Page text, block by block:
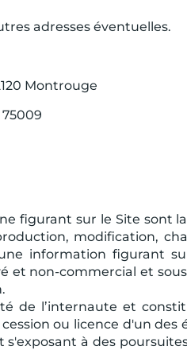
adresses éventuelles.
Montrouge
figurant sur le Site sont
modification,
information figurant
et non-commercial et
de l’internaute et
ou licence d'un
à des